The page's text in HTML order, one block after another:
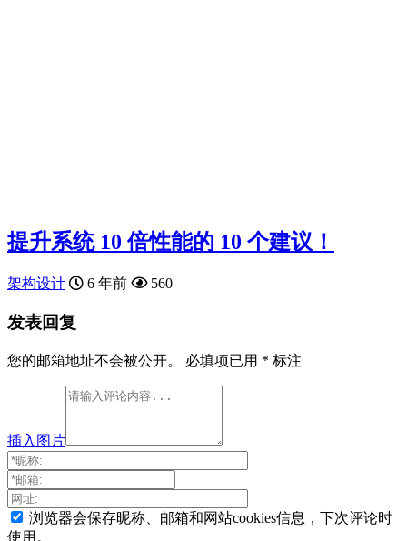
提升系统 10 倍性能的 10 个建议！
架构设计 6 年前 560
发表回复
您的邮箱地址不会被公开。 必填项已用 * 标注
插入图片
浏览器会保存昵称、邮箱和网站cookies信息，下次评论时
使用。